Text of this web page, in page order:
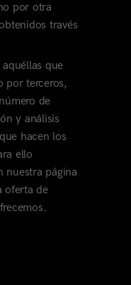
por otra
través
que
por terceros,
de
y análisis
hacen los
ello
nuestra página
oferta de